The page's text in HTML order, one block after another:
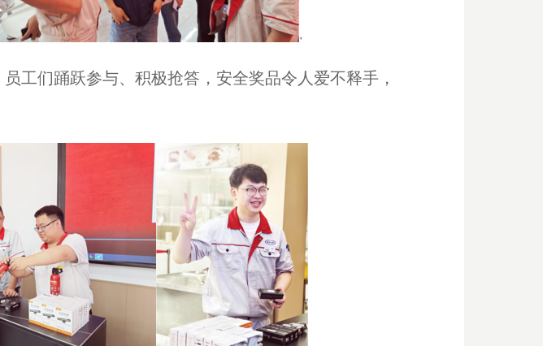
工们踊跃参与、积极抢答，安全奖品令人爱不释手，